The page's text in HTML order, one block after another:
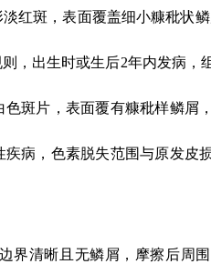
红斑，表面覆盖细小糠秕状
，出生时或生后2年内发病，
斑片，表面覆有糠秕样鳞屑
病，色素脱失范围与原发皮
清晰且无鳞屑，摩擦后周